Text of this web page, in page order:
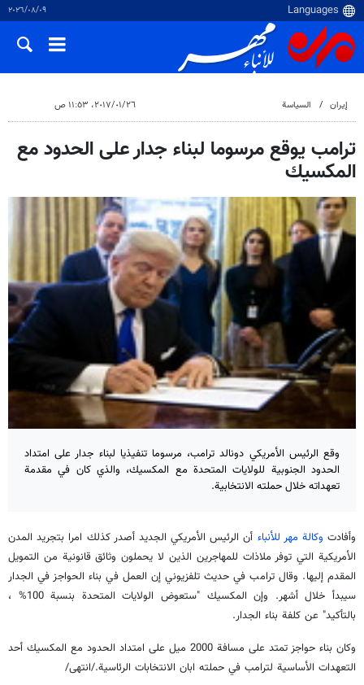
٠٩‏/٠٨‏/٢٠٢٦
إيران السياسة ٢٦‏/٠١‏/٢٠١٧، ١١:٥٣ ص
ترامب يوقع مرسوما لبناء جدار على الحدود مع
المكسيك‌
وقع الرئيس الأمريكي دونالد ترامب، مرسوما تنفيذيا لبناء جدار على امتداد
الحدود الجنوبية للولايات المتحدة مع المكسيك، والذي كان في مقدمة
تعهداته خلال حملته الانتخابية.
وأفادت وكالة مهر للأنباء أن الرئيس الأمريكي الجديد أصدر كذلك امرا بتجريد المدن
الأمريكية التي توفر ملاذات للمهاجرين الذين لا يحملون وثائق قانونية من التمويل
المقدم إليها. وقال ترامب في حديث تلفزيوني إن العمل في بناء الحواجز في الجدار
سيبدأ خلال أشهر. وإن المكسيك "ستعوض الولايات المتحدة بنسبة 100% ،
بالتأكيد" عن كلفة بناء الجدار.
وكان بناء حواجز تمتد على مسافة 2000 ميل على امتداد الحدود مع المكسيك أحد
التعهدات الأساسية لترامب في حملته ابان الانتخابات الرئاسية./انتهى/